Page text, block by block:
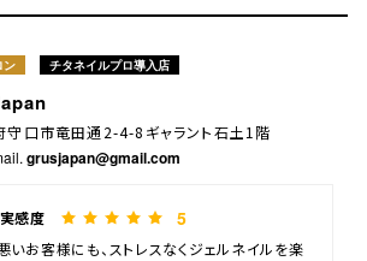
ン チタネイルプロ導入店
口市竜田通2-4-8ギャラント石土1階
grusjapan@gmail.com
感度 5
いお客様にも、ストレスなくジェルネイルを楽